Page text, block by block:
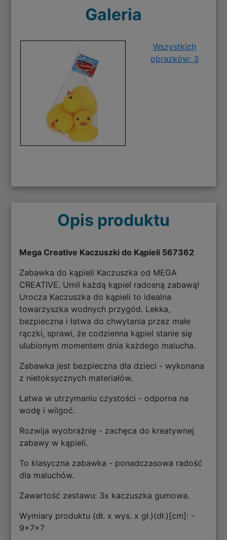
Galeria
Wszystkich
obrazków: 3
Opis produktu
Mega Creative Kaczuszki do Kąpieli 567362
Zabawka do kąpieli Kaczuszka od MEGA
CREATIVE. Umil każdą kąpiel radosną zabawą!
Urocza Kaczuszka do kąpieli to idealna
towarzyszka wodnych przygód. Lekka,
bezpieczna i łatwa do chwytania przez małe
rączki, sprawi, że codzienna kąpiel stanie się
ulubionym momentem dnia każdego malucha.
Zabawka jest bezpieczna dla dzieci - wykonana
z nietoksycznych materiałów.
Łatwa w utrzymaniu czystości - odporna na
wodę i wilgoć.
Rozwija wyobraźnię - zachęca do kreatywnej
zabawy w kąpieli.
To klasyczna zabawka - ponadczasowa radość
dla maluchów.
Zawartość zestawu: 3x kaczuszka gumowa.
Wymiary produktu (dł. x wys. x gł.)(dł.)[cm]: -
9x7x7